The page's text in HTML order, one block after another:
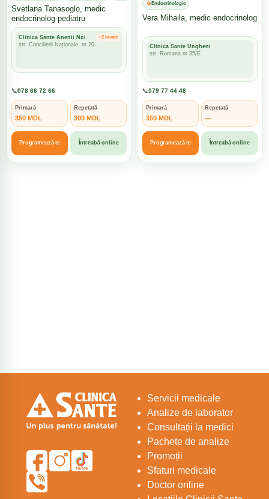
Svetlana Tanasoglo, medic
endocrinolog-pediatru
Clinica Sante Anenii Noi
str. Concilierii Naționale, nr.20
+2 locații
📞078 66 72 66
Primară
350 MDL
Repetată
300 MDL
Programează-te Întreabă online
Endocrinologie
Vera Mihaila, medic endocrinolog
Clinica Sante Ungheni
str. Romana nr.35/E
📞079 77 44 48
Primară
350 MDL
Repetată
—
Programează-te Întreabă online
Servicii medicale
Analize de laborator
Consultații la medici
Pachete de analize
Promoții
Sfaturi medicale
Doctor online